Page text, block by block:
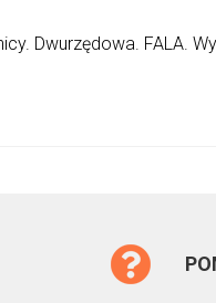
Dwurzędowa. FALA.